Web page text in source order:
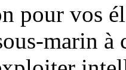
pour vos
marin